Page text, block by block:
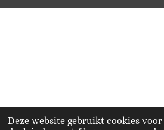
Deze website gebruikt cookies voor